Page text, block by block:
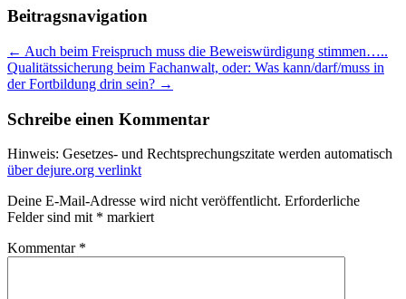
Beitragsnavigation
← Auch beim Freispruch muss die Beweiswürdigung stimmen…..
Qualitätssicherung beim Fachanwalt, oder: Was kann/darf/muss in
der Fortbildung drin sein? →
Schreibe einen Kommentar
Hinweis: Gesetzes- und Rechtsprechungszitate werden automatisch
über dejure.org verlinkt
Deine E-Mail-Adresse wird nicht veröffentlicht. Erforderliche
Felder sind mit * markiert
Kommentar *